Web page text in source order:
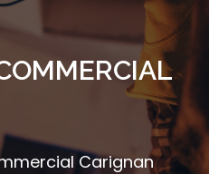
Carignan